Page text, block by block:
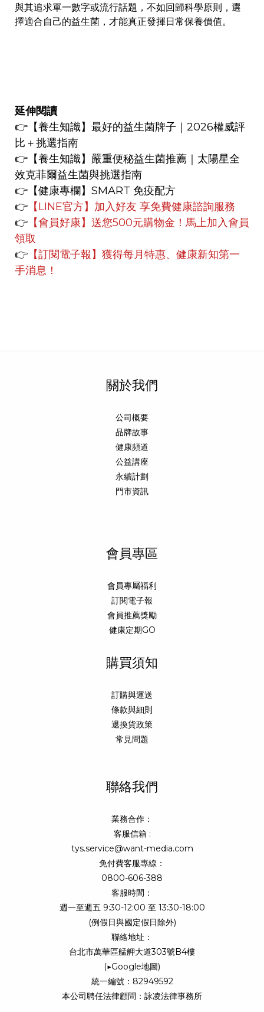
與其追求單一數字或流行話題，不如回歸科學原則，選
擇適合自己的益生菌，才能真正發揮日常保養價值。
延伸閱讀
👉 【養生知識】 最好的益生菌牌子｜2026權威評
比＋挑選指南
👉 【養生知識】 嚴重便秘益生菌推薦｜太陽星全
效克菲爾益生菌與挑選指南
👉【健康專欄】 SMART 免疫配方
👉 【LINE官方】 加入好友 享免費健康諮詢服務
👉 【會員好康】 送您500元購物金！馬上加入會員
領取
👉 【訂閱電子報】獲得每月特惠、健康新知第一
手消息！
關於我們
公司概要
品牌故事
健康頻道
公益講座
永續計劃
門市資訊
會員專區
會員專屬福利
訂閱電子報
會員推薦獎勵
健康定期GO
購買須知
訂購與運送
條款與細則
退換貨政策
常見問題
聯絡我們
業務合作：
客服信箱 :
tys.service@want-media.com
免付費客服專線：
0800-606-388
客服時間：
週一至週五 9:30-12:00 至 13:30-18:00
(例假日與國定假日除外)
聯絡地址：
台北市萬華區艋舺大道303號B4樓
(▶Google地圖)
統一編號：82949592
本公司聘任法律顧問：詠凌法律事務所